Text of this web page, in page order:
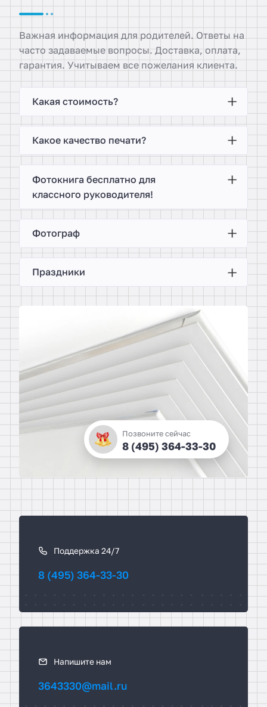
Важная информация для родителей. Ответы на
часто задаваемые вопросы. Доставка, оплата,
гарантия. Учитываем все пожелания клиента.
Какая стоимость?
Какое качество печати?
Фотокнига бесплатно для
классного руководителя!
Фотограф
Праздники
Позвоните сейчас
8 (495) 364-33-30
К
к
с
я
з
а
т
с
я
Поддержка 24/7
8 (495) 364-33-30
Напишите нам
3643330@mail.ru